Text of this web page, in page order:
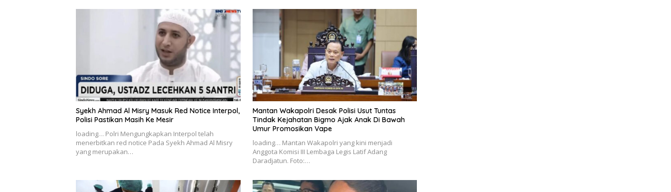
Syekh Ahmad Al Misry Masuk Red Notice Interpol,
Polisi Pastikan Masih Ke Mesir
loading… Polri Mengungkapkan Interpol telah
menerbitkan red notice Pada Syekh Ahmad Al Misry
yang merupakan…
Mantan Wakapolri Desak Polisi Usut Tuntas
Tindak Kejahatan Bigmo Ajak Anak Di Bawah
Umur Promosikan Vape
loading… Mantan Wakapolri yang kini menjadi
Anggota Komisi III Lembaga Legis Latif Adang
Daradjatun. Foto:…